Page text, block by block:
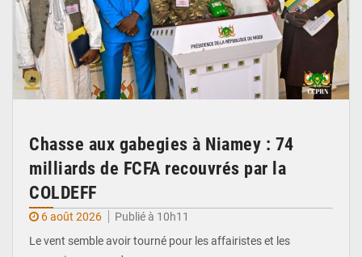
Chasse aux gabegies à Niamey : 74
milliards de FCFA recouvrés par la
COLDEFF
6 août 2026
Publié à 10h11
Le vent semble avoir tourné pour les affairistes et les